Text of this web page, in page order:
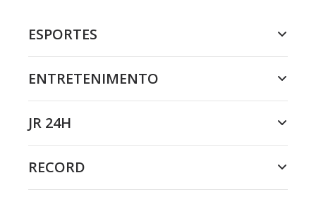
ESPORTES
ENTRETENIMENTO
JR 24H
RECORD